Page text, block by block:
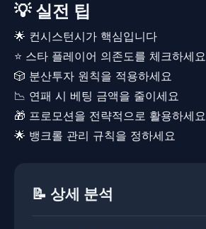
💡 실전 팁
🌟 컨시스턴시가 핵심입니다
⭐ 스타 플레이어 의존도를 체크하세요
🎲 분산투자 원칙을 적용하세요
📉 연패 시 베팅 금액을 줄이세요
🎁 프로모션을 전략적으로 활용하세요
🌟 뱅크롤 관리 규칙을 정하세요
📝 상세 분석